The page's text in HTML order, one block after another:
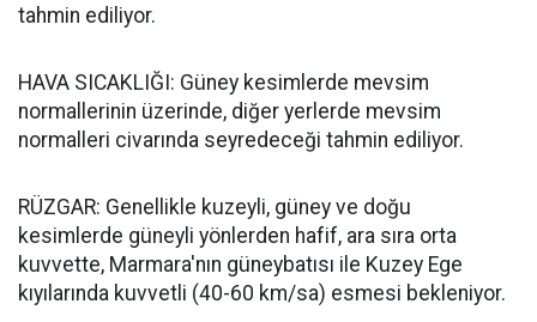
tahmin ediliyor.
HAVA SICAKLIĞI: Güney kesimlerde mevsim
normallerinin üzerinde, diğer yerlerde mevsim
normalleri civarında seyredeceği tahmin ediliyor.
RÜZGAR: Genellikle kuzeyli, güney ve doğu
kesimlerde güneyli yönlerden hafif, ara sıra orta
kuvvette, Marmara'nın güneybatısı ile Kuzey Ege
kıyılarında kuvvetli (40-60 km/sa) esmesi bekleniyor.